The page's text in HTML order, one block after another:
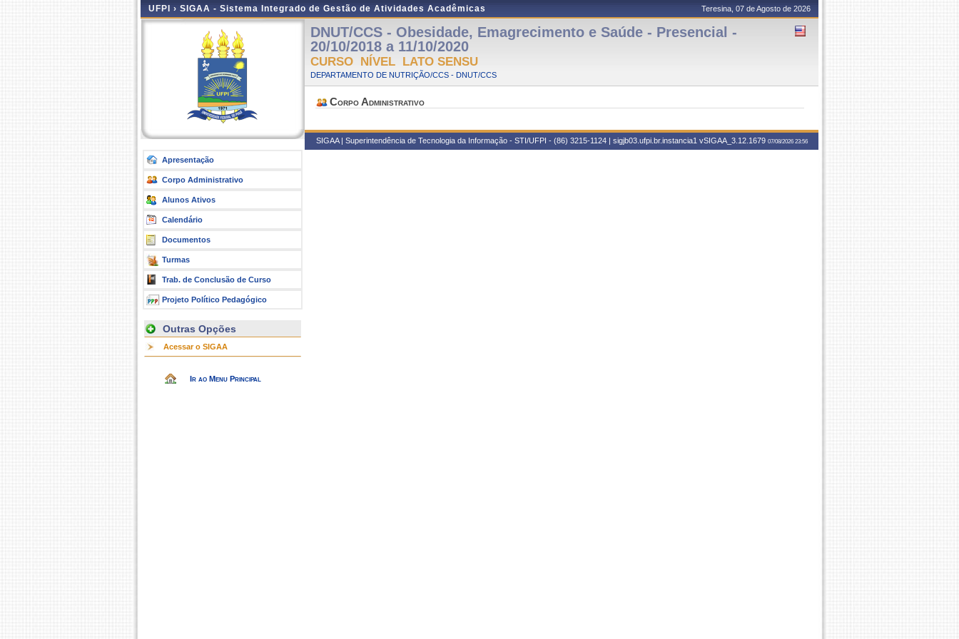
UFPI › SIGAA - Sistema Integrado de Gestão de Atividades Acadêmicas Teresina, 07 de Agosto de 2026
Apresentação
Corpo Administrativo
Alunos Ativos
Calendário
Documentos
Turmas
Trab. de Conclusão de Curso
Projeto Político Pedagógico
Outras Opções
Acessar o SIGAA
Ir ao Menu Principal
DNUT/CCS - Obesidade, Emagrecimento e Saúde - Presencial -
20/10/2018 a 11/10/2020
CURSO NÍVEL LATO SENSU
DEPARTAMENTO DE NUTRIÇÃO/CCS - DNUT/CCS
Corpo Administrativo
SIGAA | Superintendência de Tecnologia da Informação - STI/UFPI - (86) 3215-1124 | sigjb03.ufpi.br.instancia1 vSIGAA_3.12.1679 07/08/2026 23:56